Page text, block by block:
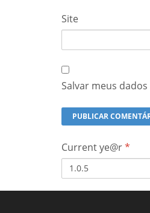
Site
Salvar meus
Current ye@r*